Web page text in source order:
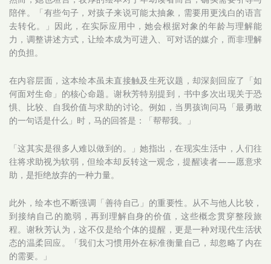
陪伴。「有些句子，对孩子来说可能太抽象，需要用更浅白的语言
去转化。」因此，在实际应用中，她会根据对象的年龄与理解能
力，调整讲述方式，让绘本成为可进入、可对话的媒介，而非理解
的负担。
在内容层面，这本绘本虽未直接触及生死议题，却深刻回应了「如
何面对生命」的核心命题。谢秋芳特别提到，书中多次出现关于恐
惧、比较、自我价值与求助的讨论。例如，当男孩询问马「最勇敢
的一句话是什么」时，马的回答是：「帮帮我。」
「这其实是很多人难以做到的。」她指出，在现实生活中，人们往
往将求助视为软弱，但绘本却反转这一观念，提醒读者——愿意求
助，是拒绝放弃的一种力量。
此外，绘本也不断强调「善待自己」的重要性。从不与他人比较，
到接纳自己的脆弱，再到理解自身的价值，这些概念贯穿整段旅
程。谢秋芳认为，这不仅是给个体的提醒，更是一种对现代生活状
态的温柔回应。「我们太习惯用外在标准衡量自己，却忽略了内在
的需要。」